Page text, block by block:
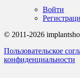
Войти
© 2011-2026
Пользовательское
конфиденциальности